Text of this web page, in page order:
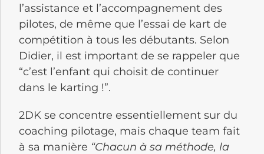
l’assistance et l’accompagnement des
pilotes, de même que l’essai de kart de
compétition à tous les débutants. Selon
Didier, il est important de se rappeler que
“c’est l’enfant qui choisit de continuer
dans le karting !”.
2DK se concentre essentiellement sur du
coaching pilotage, mais chaque team fait
à sa manière “Chacun à sa méthode, la